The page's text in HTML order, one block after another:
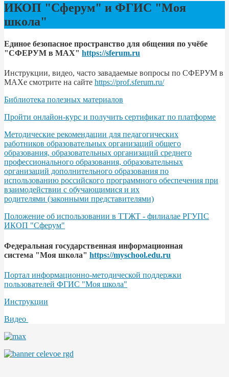
ИКОП "Сферум" и ФГИС "Моя
школа"
Единое безопасное пространство для общения по учёбе
"СФЕРУМ в МАХ" https://sferum.ru
Инструкции, видео, часто завадаемые вопросы по СФЕРУМ в
МАХе смотрите на сайте https://prof.sferum.ru/
Библиотека полезных материалов
Пройти онлайон-курс и получить сертификат по платформе
Методические рекомендации для педагогических
работников образовательных организаций общего
образования, образовательных организаций среднего
профессионального образования, образовательных
организаций дополнительного образования по
использованию российского программного обеспечения при
взаимодействии с обучающимися и их
родителями (законными представителями)
Положение об использовании в ТТЖТ - филиалае РГУПС
ИКОП "Сферум"
Федеральная государственная информационная
система "Моя школа" https://myschool.edu.ru
Портал информационно-методической поддержки
пользователей ФГИС "Моя школа"
Инструкции
Видео